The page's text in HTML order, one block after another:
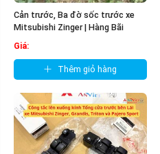
Cản trước, Ba đờ sốc trước xe
Mitsubishi Zinger | Hàng Bãi
Giá:
Thêm giỏ hàng